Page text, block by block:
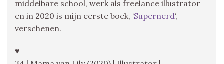
middelbare school, werk als freelance illustrator
en in 2020 is mijn eerste boek, ‘Supernerd‘,
verschenen.
♥